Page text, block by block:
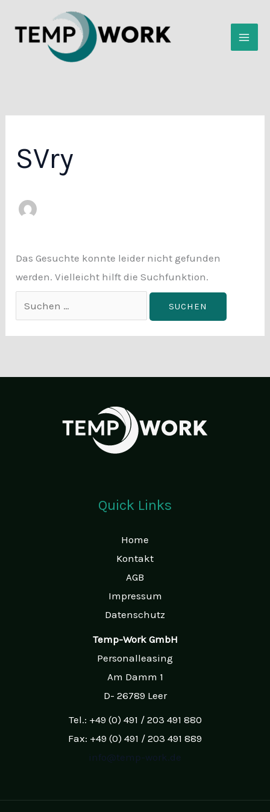
Inhalt
springen
SVry
Das Gesuchte konnte leider nicht gefunden
werden. Vielleicht hilft die Suchfunktion.
Suchen
nach:
Quick Links
Home
Kontakt
AGB
Impressum
Datenschutz
Temp-Work GmbH
Personalleasing
Am Damm 1
D- 26789 Leer
Tel.: +49 (0) 491 / 203 491 880
Fax: +49 (0) 491 / 203 491 889
info@temp-work.de